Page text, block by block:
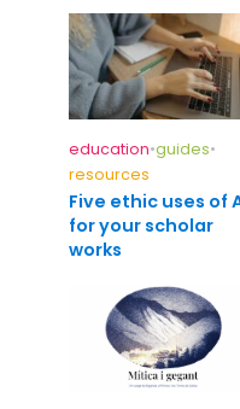
education•guides•
resources
Five ethic uses of
for your scholar
works